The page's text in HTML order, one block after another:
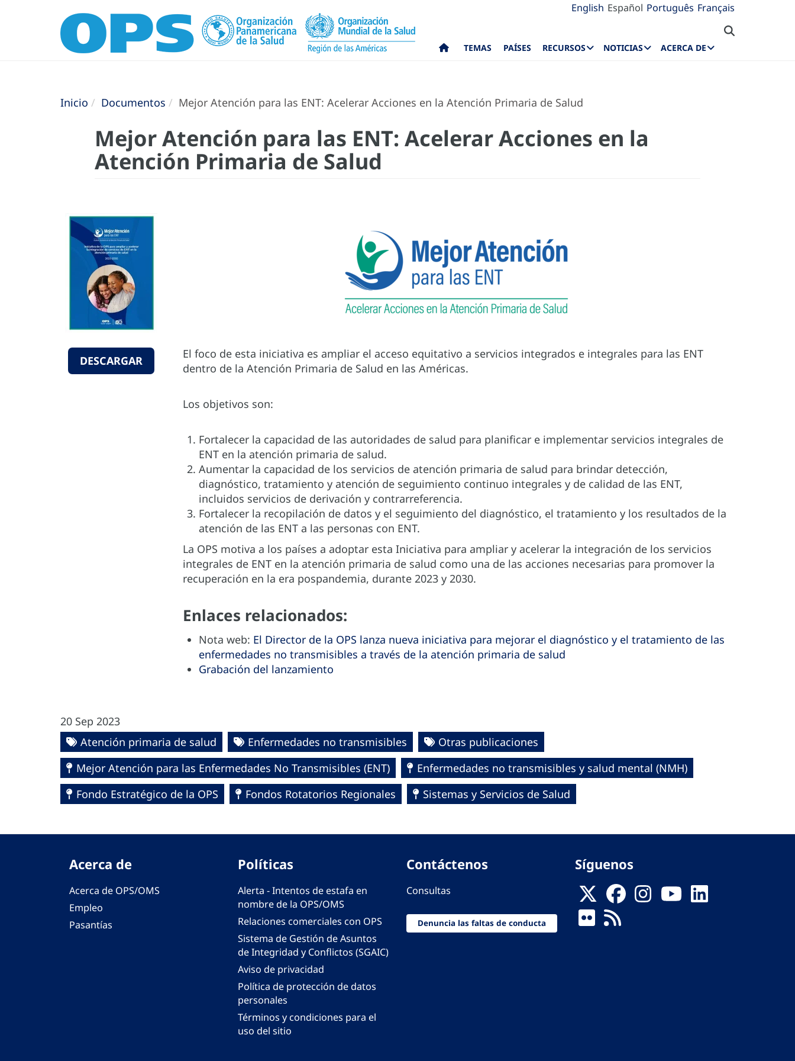
English Español Português Français
TEMAS PAÍSES RECURSOS NOTICIAS ACERCA DE
Inicio Documentos Mejor Atención para las ENT: Acelerar Acciones en la Atención Primaria de Salud
Mejor Atención para las ENT: Acelerar Acciones en la
Atención Primaria de Salud
DESCARGAR
El foco de esta iniciativa es ampliar el acceso equitativo a servicios integrados e integrales para las ENT
dentro de la Atención Primaria de Salud en las Américas.
Los objetivos son:
Fortalecer la capacidad de las autoridades de salud para planificar e implementar servicios integrales de
ENT en la atención primaria de salud.
Aumentar la capacidad de los servicios de atención primaria de salud para brindar detección,
diagnóstico, tratamiento y atención de seguimiento continuo integrales y de calidad de las ENT,
incluidos servicios de derivación y contrarreferencia.
Fortalecer la recopilación de datos y el seguimiento del diagnóstico, el tratamiento y los resultados de la
atención de las ENT a las personas con ENT.
La OPS motiva a los países a adoptar esta Iniciativa para ampliar y acelerar la integración de los servicios
integrales de ENT en la atención primaria de salud como una de las acciones necesarias para promover la
recuperación en la era pospandemia, durante 2023 y 2030.
Enlaces relacionados:
Nota web: El Director de la OPS lanza nueva iniciativa para mejorar el diagnóstico y el tratamiento de las
enfermedades no transmisibles a través de la atención primaria de salud
Grabación del lanzamiento
20 Sep 2023
Atención primaria de salud
Enfermedades no transmisibles
Otras publicaciones
Mejor Atención para las Enfermedades No Transmisibles (ENT)
Enfermedades no transmisibles y salud mental (NMH)
Fondo Estratégico de la OPS
Fondos Rotatorios Regionales Sistemas y Servicios de Salud
Acerca de
Acerca de OPS/OMS
Empleo
Pasantías
Políticas
Alerta - Intentos de estafa en
nombre de la OPS/OMS
Relaciones comerciales con OPS
Sistema de Gestión de Asuntos
de Integridad y Conflictos (SGAIC)
Aviso de privacidad
Política de protección de datos
personales
Términos y condiciones para el
uso del sitio
Contáctenos
Consultas
Denuncia las faltas de conducta
Síguenos